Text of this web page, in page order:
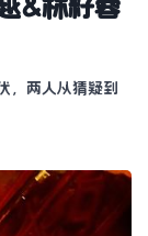
&林籽蓉
，两人从猜疑到